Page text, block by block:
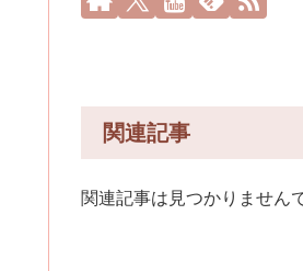
関連記事
関連記事は見つかりません